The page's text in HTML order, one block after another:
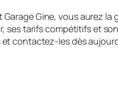
Garage Gine, vous aurez
ses tarifs compétitifs et
et contactez-les dès